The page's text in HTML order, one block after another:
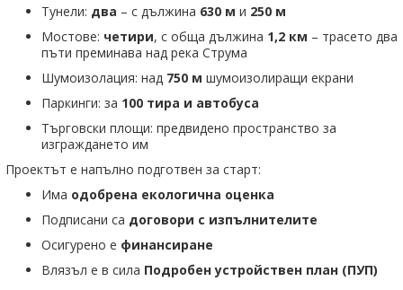
Тунели: два – с дължина 630 м и 250 м
Мостове: четири, с обща дължина 1,2 км – трасето два
пъти преминава над река Струма
Шумоизолация: над 750 м шумоизолиращи екрани
Паркинги: за 100 тира и автобуса
Търговски площи: предвидено пространство за
изграждането им
Проектът е напълно подготвен за старт:
Има одобрена екологична оценка
Подписани са договори с изпълнителите
Осигурено е финансиране
Влязъл е в сила Подробен устройствен план (ПУП)